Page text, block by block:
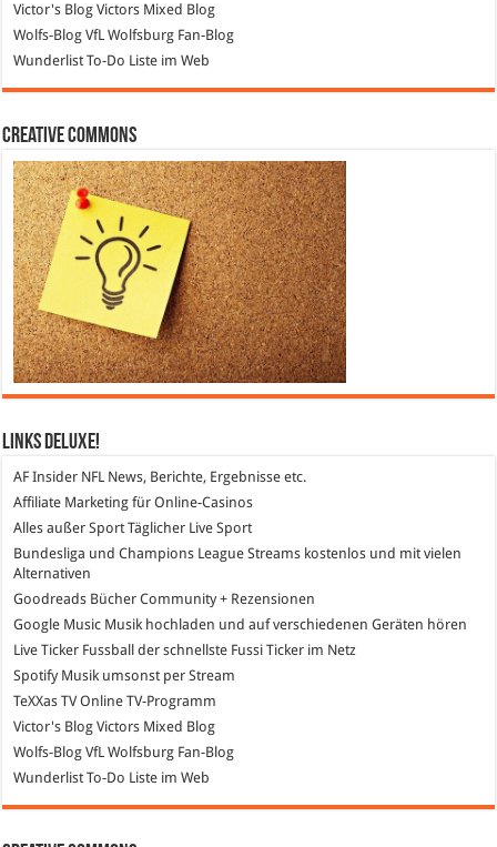
Victor's Blog Victors Mixed Blog
Wolfs-Blog VfL Wolfsburg Fan-Blog
WunderlistTo-Do Liste im Web
Creative Commons
Links DeLuXe!
AF Insider NFL News, Berichte, Ergebnisse etc.
Affiliate Marketing für Online-Casinos
Alles außer Sport Täglicher Live Sport
Bundesliga und Champions League Streams kostenlos und mit vielen
Alternativen
Goodreads Bücher Community + Rezensionen
Google Music Musik hochladen und auf verschiedenen Geräten hören
Live Ticker Fussball der schnellste Fussi Ticker im Netz
SpotifyMusik umsonst per Stream
TeXXas TVOnline TV-Programm
Victor's Blog Victors Mixed Blog
Wolfs-Blog VfL Wolfsburg Fan-Blog
Wunderlist To-Do Liste im Web